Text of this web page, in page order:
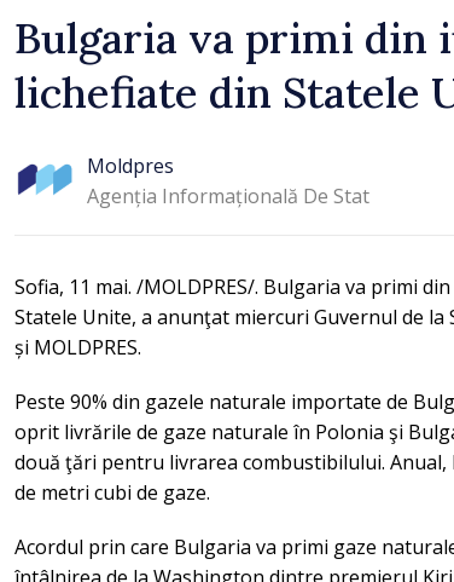
Bulgaria va primi din
lichefiate din Statele
Moldpres
Agenția Informațională De Stat
Sofia, 11 mai. /MOLDPRES/. Bulgaria va primi
Statele Unite, a anunţat miercuri Guvernul de
și MOLDPRES.
Peste 90% din gazele naturale importate de
oprit livrările de gaze naturale în Polonia şi
două ţări pentru livrarea combustibilului.
de metri cubi de gaze.
Acordul prin care Bulgaria va primi gaze